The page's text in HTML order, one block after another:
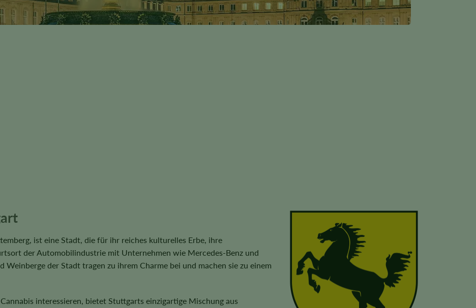
ist eine Stadt, die für ihr reiches kulturelles Erbe, ihre
der Automobilindustrie mit Unternehmen wie Mercedes-Benz und
Weinberge der Stadt tragen zu ihrem Charme bei und machen sie zu einem
interessieren, bietet Stuttgarts einzigartige Mischung aus